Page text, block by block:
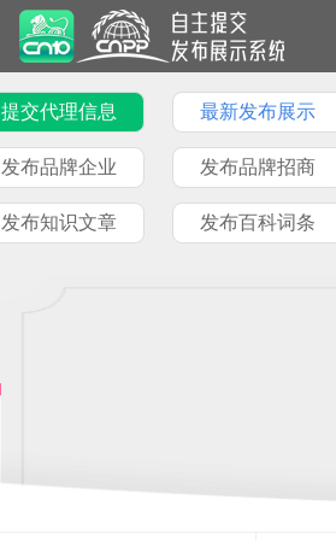
提交代理信息 最新发布展示
发布品牌企业 发布品牌招商
发布知识文章 发布百科词条